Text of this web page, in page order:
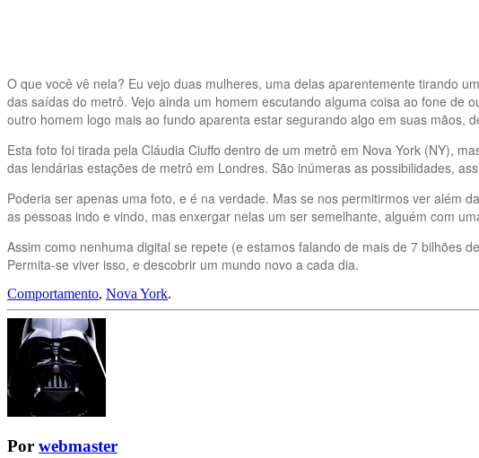
O que você vê nela? Eu vejo duas mulheres, uma delas aparentemente tirando
das saídas do metrô. Vejo ainda um homem escutando alguma coisa ao fone
outro homem logo mais ao fundo aparenta estar segurando algo em suas mãos,
Esta foto foi tirada pela Cláudia Ciuffo dentro de um metrô em Nova York (NY),
das lendárias estações de metrô em Londres. São inúmeras as possibilidades,
Poderia ser apenas uma foto, e é na verdade. Mas se nos permitirmos ver além
as pessoas indo e vindo, mas enxergar nelas um ser semelhante, alguém com
Assim como nenhuma digital se repete (e estamos falando de mais de 7 bilhões
Permita-se viver isso, e descobrir um mundo novo a cada dia.
Comportamento, Nova York.
Por webmaster